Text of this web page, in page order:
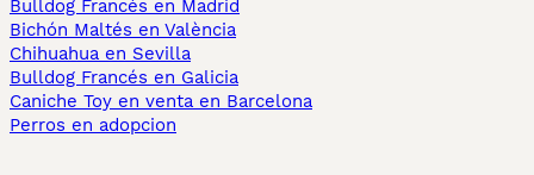
Bulldog Francés en Madrid
Bichón Maltés en València
Chihuahua en Sevilla
Bulldog Francés en Galicia
Caniche Toy en venta en Barcelona
Perros en adopcion